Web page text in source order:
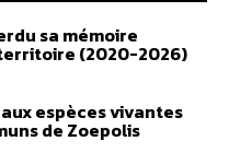
sa mémoire
(2020-2026)
espèces vivantes
de Zoepolis